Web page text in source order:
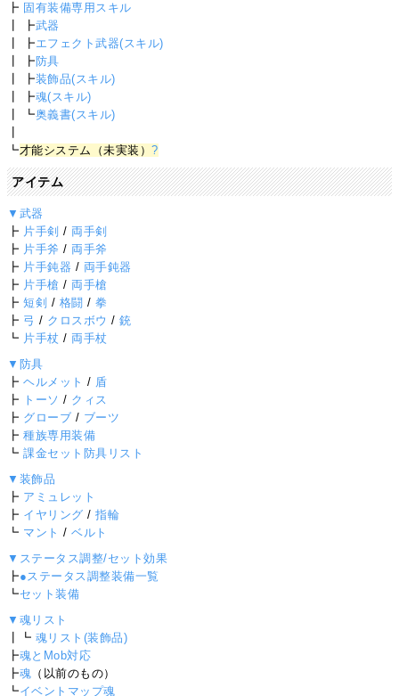
┣ 固有装備専用スキル
┃ ┣武器
┃ ┣エフェクト武器(スキル)
┃ ┣防具
┃ ┣装飾品(スキル)
┃ ┣魂(スキル)
┃ ┗奥義書(スキル)
┗才能システム（未実装）?
アイテム
▼武器
┣ 片手剣 / 両手剣
┣ 片手斧 / 両手斧
┣ 片手鈍器 / 両手鈍器
┣ 片手槍 / 両手槍
┣短剣 / 格闘 /拳
┣ 弓 / クロスボウ /銃
┗ 片手杖 / 両手杖
▼防具
┣ヘルメット / 盾
┣ トーソ / クィス
┣ グローブ / ブーツ
┣種族専用装備
┗課金セット防具リスト
▼装飾品
┣ アミュレット
┣ イヤリング /指輪
┗ マント /ベルト
▼ステータス調整/セット効果
┣●ステータス調整装備一覧
┗セット装備
▼魂リスト
┃┗ 魂リスト(装飾品)
┣魂とMob対応
┣魂 （以前のもの）
┗イベントマップ魂